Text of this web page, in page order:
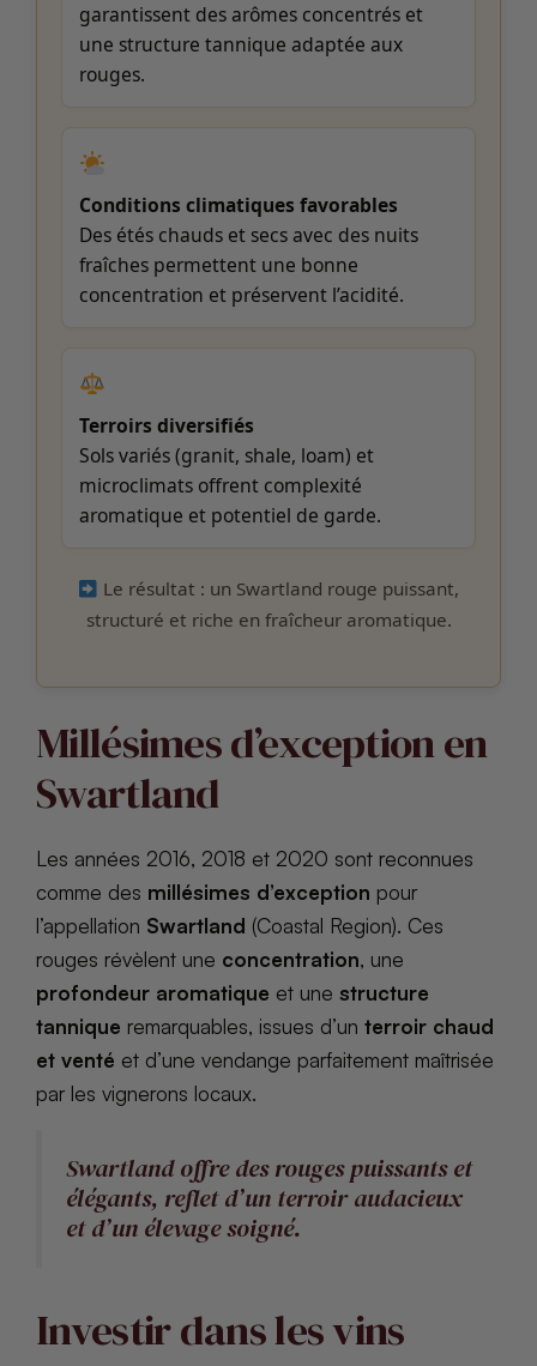
garantissent des arômes concentrés et
une structure tannique adaptée aux
rouges.
Conditions climatiques favorables
Des étés chauds et secs avec des nuits
fraîches permettent une bonne
concentration et préservent l’acidité.
Terroirs diversifiés
Sols variés (granit, shale, loam) et
microclimats offrent complexité
aromatique et potentiel de garde.
Le résultat : un Swartland rouge puissant,
structuré et riche en fraîcheur aromatique.
Millésimes d’exception en
Swartland
Les années 2016, 2018 et 2020 sont reconnues
comme des millésimes d’exception pour
l’appellation Swartland (Coastal Region). Ces
rouges révèlent une concentration, une
profondeur aromatique et une structure
tannique remarquables, issues d’un terroir chaud
et venté et d’une vendange parfaitement maîtrisée
par les vignerons locaux.
Swartland offre des rouges puissants et
élégants, reflet d’un terroir audacieux
et d’un élevage soigné.
Investir dans les vins